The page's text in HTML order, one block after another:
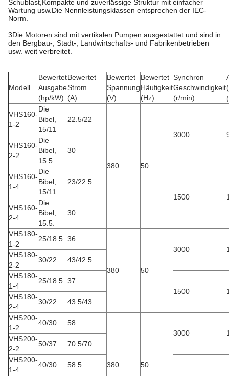
Schublast,Kompakte und zuverlässige Struktur mit einfacher
Wartung usw.Die Nennleistungsklassen entsprechen der IEC-
Norm.
3Die Motoren sind mit vertikalen Pumpen ausgestattet und sind in
den Bergbau-, Stadt-, Landwirtschafts- und Fabrikenbetrieben
usw. weit verbreitet.
Modell
Bewertet
Ausgabe
(hp/kW)
Bewertet
Strom
(A)
Bewertet
Spannung
(V)
Bewertet
Häufigkeit
(Hz)
Synchron
Geschwindigkeit
(r/min)
VHS160-
1-2
Die
Bibel,
15/11
22.5/22
380 50
3000
VHS160-
2-2
Die
Bibel,
15.5.
30
VHS160-
1-4
Die
Bibel,
15/11
23/22.5
1500
VHS160-
2-4
Die
Bibel,
15.5.
30
VHS180-
1-2
25/18.5 36
380 50
3000
VHS180-
2-2
30/22
43/42.5
VHS180-
1-4
25/18.5 37
1500
VHS180-
2-4
30/22
43.5/43
VHS200-
1-2
40/30 58
380 50
3000
VHS200-
2-2
50/37
70.5/70
VHS200-
1-4
40/30 58.5